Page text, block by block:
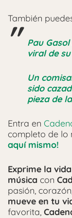
También
Pau
viral de
Un
sido
pieza de
Entra en
completo de lo
aquí mismo!
Exprime la vida
música con
pasión,
mueve en tu
favorita,